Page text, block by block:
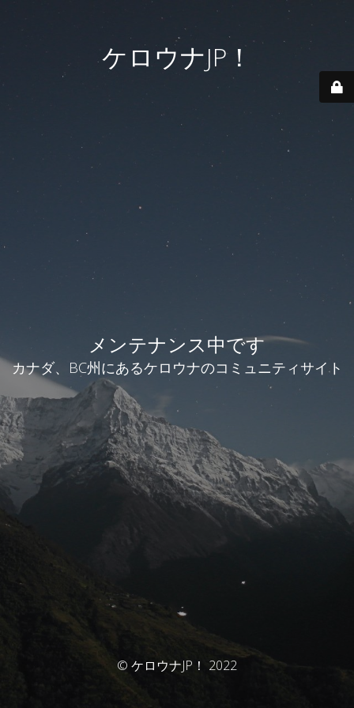
ケロウナJP！
メンテナンス中です
カナダ、BC州にあるケロウナのコミュニティサイト
© ケロウナJP！ 2022